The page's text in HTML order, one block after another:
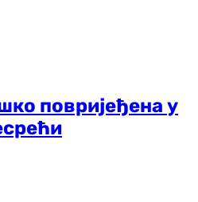
повријеђена у